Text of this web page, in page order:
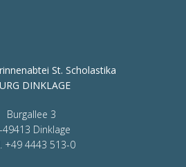
St. Scholastika
DINKLAGE
Burgallee 3
49413 Dinklage
+49 4443 513-0